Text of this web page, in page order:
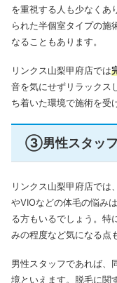
を重視する人も少なくあ
られた半個室タイプの施
なることもあります。
リンクス山梨甲府店では
音を気にせずリラックス
ち着いた環境で施術を受
③男性スタッ
リンクス山梨甲府店では、
やVIOなどの体毛の悩み
る方もいるでしょう。特
みの程度など気になる点
男性スタッフであれば、
境といえます。脱毛に関